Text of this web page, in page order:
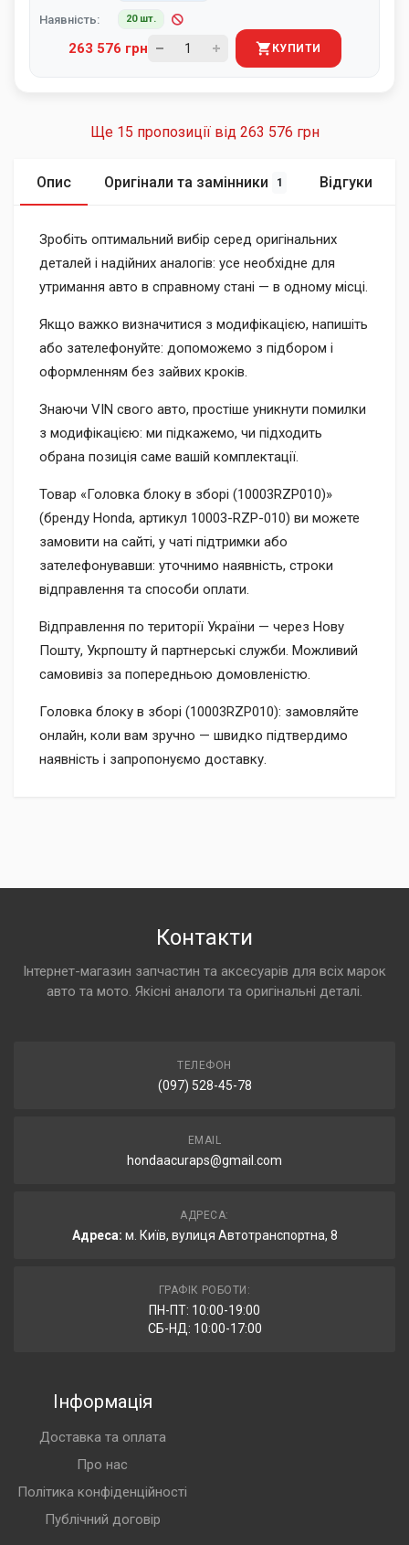
Наявність: 20 шт.
263 576 грн КУПИТИ
Ще 15 пропозиції від 263 576 грн
Опис Оригінали та замінники 1 Відгуки
Зробіть оптимальний вибір серед оригінальних
деталей і надійних аналогів: усе необхідне для
утримання авто в справному стані — в одному місці.
Якщо важко визначитися з модифікацією, напишіть
або зателефонуйте: допоможемо з підбором і
оформленням без зайвих кроків.
Знаючи VIN свого авто, простіше уникнути помилки
з модифікацією: ми підкажемо, чи підходить
обрана позиція саме вашій комплектації.
Товар «Головка блоку в зборі (10003RZP010)»
(бренду Honda, артикул 10003-RZP-010) ви можете
замовити на сайті, у чаті підтримки або
зателефонувавши: уточнимо наявність, строки
відправлення та способи оплати.
Відправлення по території України — через Нову
Пошту, Укрпошту й партнерські служби. Можливий
самовивіз за попередньою домовленістю.
Головка блоку в зборі (10003RZP010): замовляйте
онлайн, коли вам зручно — швидко підтвердимо
наявність і запропонуємо доставку.
Контакти
Інтернет-магазин запчастин та аксесуарів для всіх марок
авто та мото. Якісні аналоги та оригінальні деталі.
ТЕЛЕФОН
(097) 528-45-78
EMAIL
hondaacuraps@gmail.com
АДРЕСА:
Адреса: м. Київ, вулиця Автотранспортна, 8
ГРАФІК РОБОТИ:
ПН-ПТ: 10:00-19:00
СБ-НД: 10:00-17:00
Інформація
Доставка та оплата
Про нас
Політика конфіденційності
Публічний договір